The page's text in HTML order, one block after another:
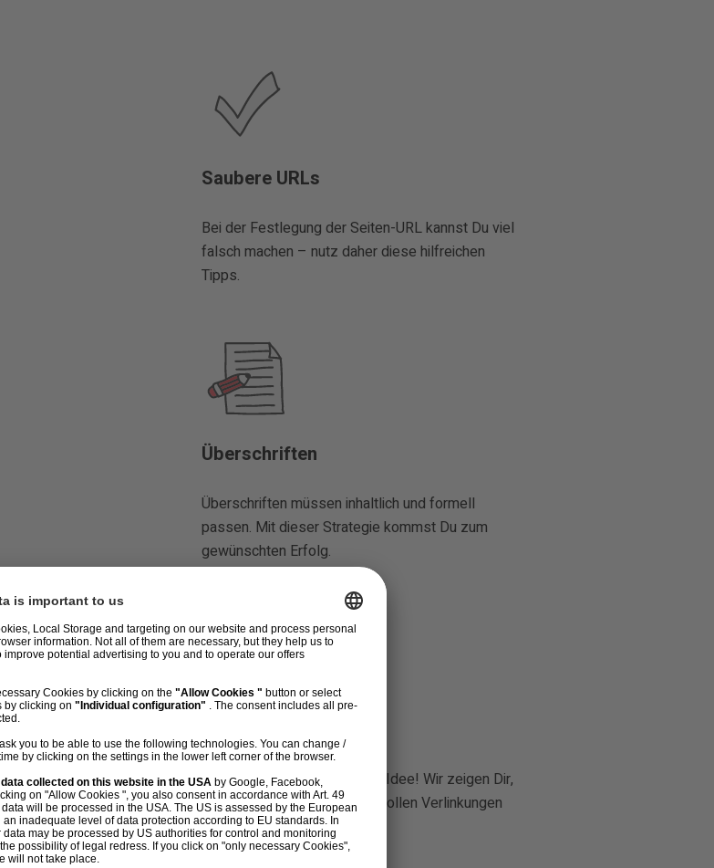
Saubere URLs
Bei der Festlegung der Seiten-URL kannst Du viel
falsch machen – nutz daher diese hilfreichen
Tipps.
Überschriften
Überschriften müssen inhaltlich und formell
passen. Mit dieser Strategie kommst Du zum
gewünschten Erfolg.
Backlinks kaufen? Schlechte Idee! Wir zeigen Dir,
wie Du trotzdem an die wertvollen Verlinkungen
kommst.